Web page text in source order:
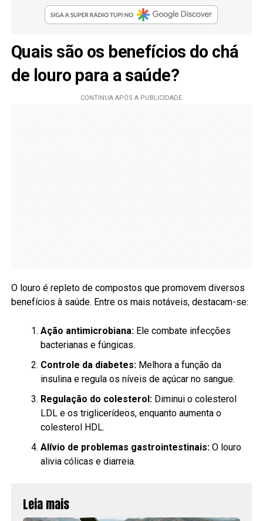
Quais são os benefícios do chá
de louro para a saúde?
O louro é repleto de compostos que promovem diversos
benefícios à saúde. Entre os mais notáveis, destacam-se:
Ação antimicrobiana:Ele combate infecções
bacterianas e fúngicas.
Controle da diabetes:Melhora a função da
insulina e regula os níveis de açúcar no sangue.
Regulação do colesterol:Diminui o colesterol
LDL e os triglicerídeos, enquanto aumenta o
colesterol HDL.
Alívio de problemas gastrointestinais:O louro
alivia cólicas e diarreia.
Leia mais